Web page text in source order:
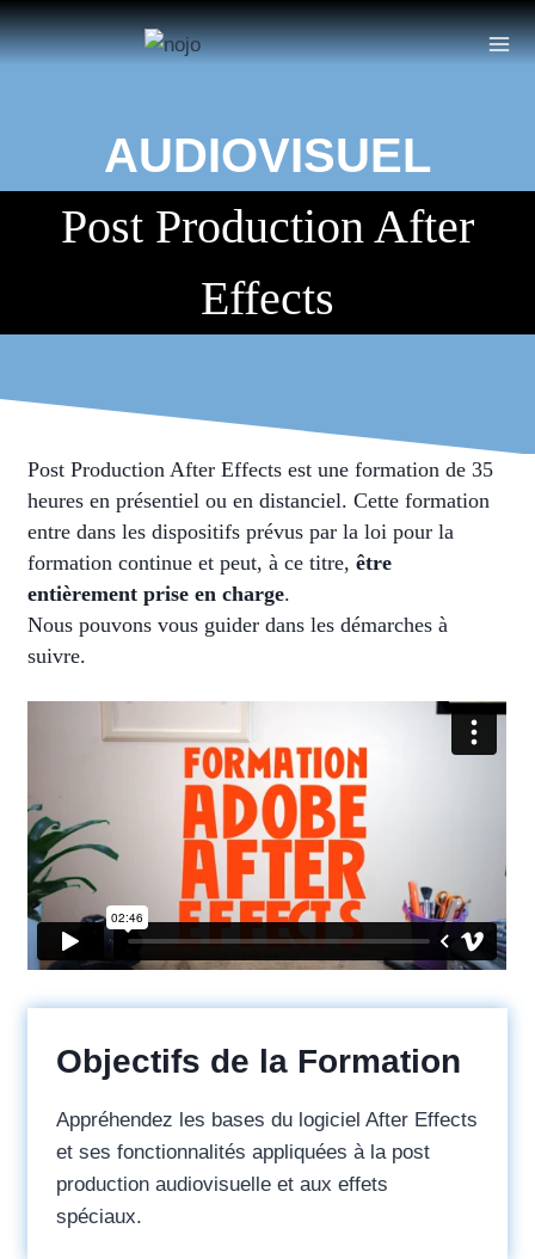
Aller
au
AUDIOVISUEL
Post Production After
Effects
Post Production After Effects est une formation de 35
heures en présentiel ou en distanciel. Cette formation
entre dans les dispositifs prévus par la loi pour la
formation continue et peut, à ce titre,être
entièrement prise en charge.
Nous pouvons vous guider dans les démarches à
suivre.
Objectifs de la Formation
Appréhendez les bases du logiciel After Effects
et ses fonctionnalités appliquées à la post
production audiovisuelle et aux effets
spéciaux.